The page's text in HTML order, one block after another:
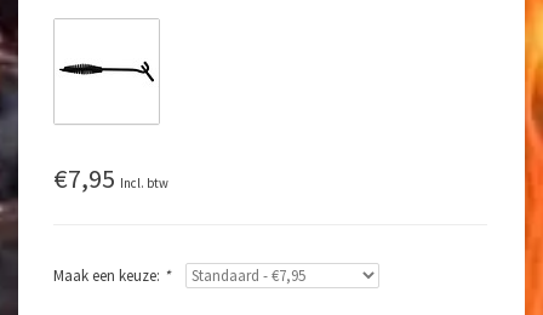
€7,95 Incl. btw
Maak een keuze: *